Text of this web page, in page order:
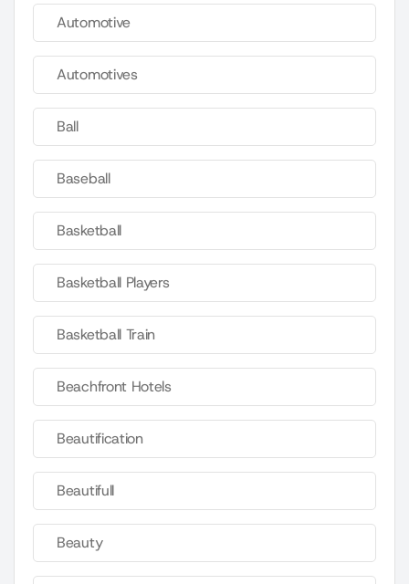
Automotive
Automotives
Ball
Baseball
Basketball
Basketball Players
Basketball Train
Beachfront Hotels
Beautification
Beautifull
Beauty